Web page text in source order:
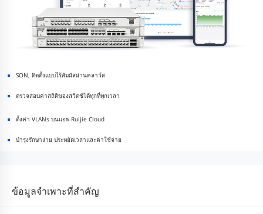
SON, ติดตั้งแบบไร้สัมผัสผ่านคลาว์ด
ตรวจสอบค่าสถิติของสวิตช์ได้ทุกที่ทุกเวลา
ตั้งค่า VLANs บนแอพ Ruijie Cloud
บำรุงรักษาง่าย ประหยัดเวลาและค่าใช้จ่าย
ข้อมูลจำเพาะที่สำคัญ